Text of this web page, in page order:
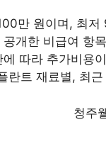
만 원이며, 최
개한 비급여 항
따라 추가비용
란트 재료별, 최
청주